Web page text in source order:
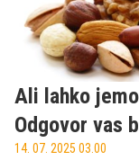
Ali lahko
Odgovor vas
14. 07. 2025 03.00